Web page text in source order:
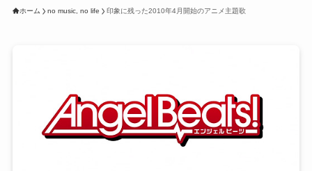
ホーム no music, no life 印象に残った2010年4月開始のアニメ主題歌